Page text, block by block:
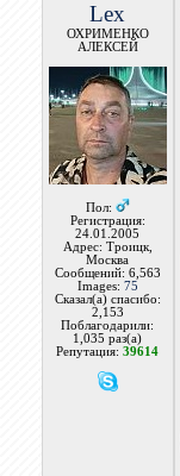
Lex
ОХРИМЕНКО
АЛЕКСЕЙ
Пол:
Регистрация:
24.01.2005
Адрес: Троицк,
Москва
Сообщений: 6,563
Images: 75
Сказал(а) спасибо:
2,153
Поблагодарили:
1,035 раз(а)
Репутация:39614